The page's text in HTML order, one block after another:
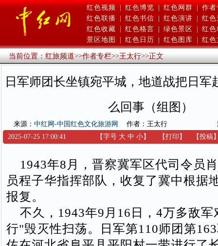
红色视频 | 红色博览 | 红色网群 | 作者
红色联播
红色书信 红色演讲
红色
红色收藏
红色格言 绿色景区
红色
景区地图
红色日历 红色图库 红色
当前位置：红旅频道>>作者专栏>>王太行>>正文
日军师团长坐镇宛平城，地道战把日军
么回事（组图）
来源： 中红网-中国红色文化旅游网 作者：王太行
2025-07-25 17:00:41
【字号 大 中 小】 【打印 】 【投稿
1943年8月，晋察冀军区代司令员
员程子华指挥部队，收复了冀中根据
报复。
不久，1943年9月16日，4万多敌军
行"毁灭性扫荡。日军第110师团第